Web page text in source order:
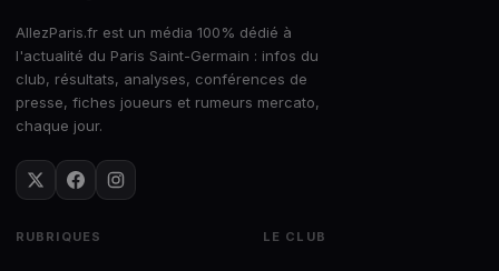
AllezParis.fr est un média 100% dédié à
l'actualité du Paris Saint-Germain : infos du
club, résultats, analyses, conférences de
presse, fiches joueurs et rumeurs mercato,
chaque jour.
RUBRIQUES LE CLUB